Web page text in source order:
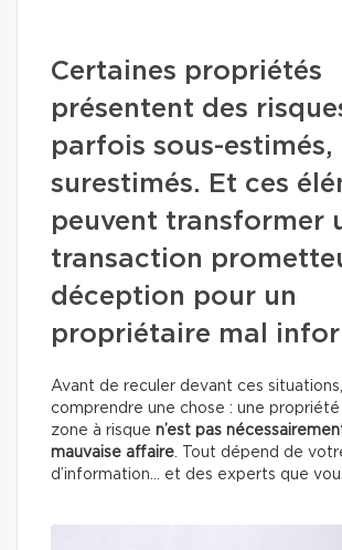
Certaines propriétés
présentent des
parfois sous-
surestimés. Et ces
peuvent transformer
transaction
déception pour un
propriétaire mal
Avant de reculer devant ces
comprendre une chose : une
zone à risque n’est pas
mauvaise affaire. Tout dépend de
d’information… et des experts que